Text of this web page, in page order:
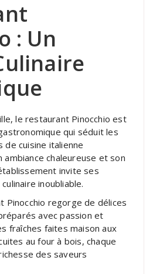
: Un
le restaurant Pinocchio est
qui séduit les
de cuisine italienne
ambiance chaleureuse et son
invite ses
inoubliable.
Pinocchio regorge de délices
avec passion et
fraîches faites maison aux
au four à bois, chaque
des saveurs